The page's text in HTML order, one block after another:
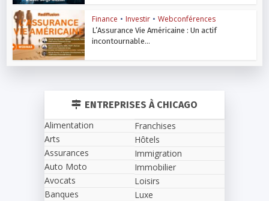
Finance • Investir • Webconférences
L’Assurance Vie Américaine : Un actif
incontournable...
ENTREPRISES À CHICAGO
Alimentation
Arts
Assurances
Auto Moto
Avocats
Banques
Franchises
Hôtels
Immigration
Immobilier
Loisirs
Luxe